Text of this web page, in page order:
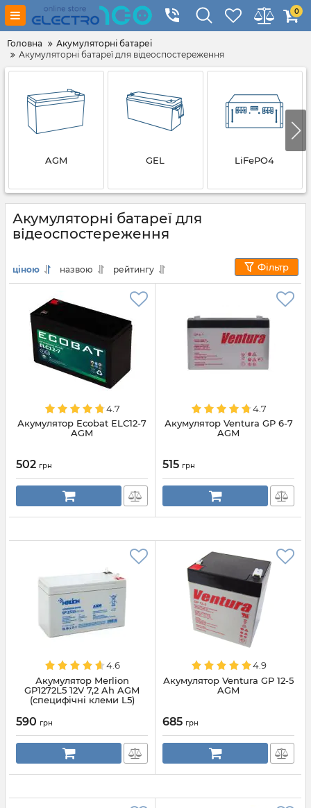
0
Головна
Акумуляторні батареї
Акумуляторні батареї для відеоспостереження
AGM GEL LiFePO4
Акумуляторні батареї для
відеоспостереження
ціною назвою рейтингу Фільтр
4.7
Акумулятор Ecobat ELC12-7
AGM
502 грн
4.7
Акумулятор Ventura GP 6-7
AGM
515 грн
4.6
Акумулятор Merlion
GP1272L5 12V 7,2 Ah AGM
(специфічні клеми L5)
590 грн
4.9
Акумулятор Ventura GP 12-5
AGM
685 грн